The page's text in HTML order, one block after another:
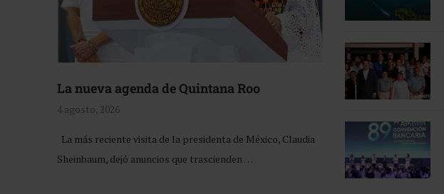
La nueva agenda de Quintana Roo
4 agosto, 2026
La más reciente visita de la presidenta de México, Claudia
Sheinbaum, dejó anuncios que trascienden …